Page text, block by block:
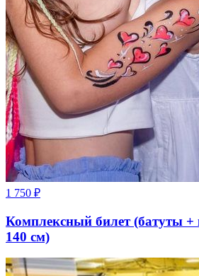
1 750 ₽
Комплексный билет (батуты +
140 см)